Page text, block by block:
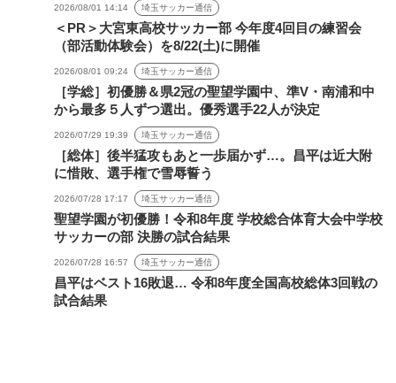
2026/08/01 14:14 埼玉サッカー通信
＜PR＞大宮東高校サッカー部 今年度4回目の練習会
（部活動体験会）を8/22(土)に開催
2026/08/01 09:24 埼玉サッカー通信
［学総］初優勝＆県2冠の聖望学園中、準V・南浦和中
から最多５人ずつ選出。優秀選手22人が決定
2026/07/29 19:39 埼玉サッカー通信
［総体］後半猛攻もあと一歩届かず…。昌平は近大附
に惜敗、選手権で雪辱誓う
2026/07/28 17:17 埼玉サッカー通信
聖望学園が初優勝！令和8年度 学校総合体育大会中学校
サッカーの部 決勝の試合結果
2026/07/28 16:57 埼玉サッカー通信
昌平はベスト16敗退… 令和8年度全国高校総体3回戦の
試合結果